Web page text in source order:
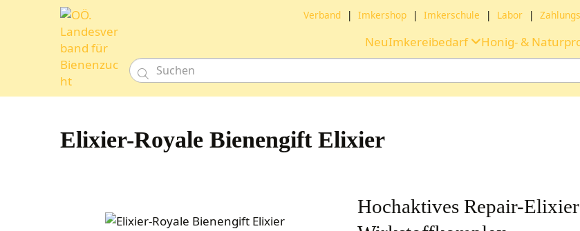
Verband | Imkershop | Imkerschule | Labor |
NeuImkereibedarf Honig- &

Elixier-Royale Bienengift Elixier
Hochaktives Repair-